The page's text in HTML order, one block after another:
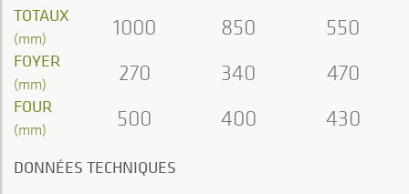
TOTAUX
(mm) 1000 850 550
FOYER
(mm) 270 340 470
FOUR
(mm) 500 400 430
DONNÉES TECHNIQUES